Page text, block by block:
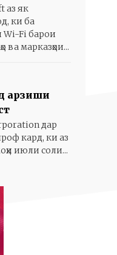
аз як
ки ба
Wi-Fi барои
ва марказҳои...
арзиши
дар
кард, ки аз
июли соли...